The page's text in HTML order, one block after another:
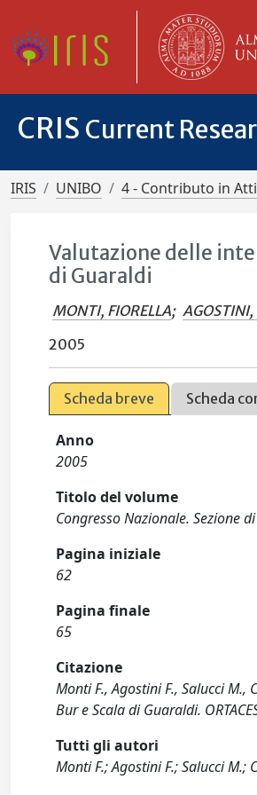
CRIS Current
IRIS UNIBO 4 - Contributo in
Valutazione delle
di Guaraldi
MONTI, FIORELLA; AGOSTINI,
2005
Scheda breve Scheda
Anno
2005
Titolo del volume
Congresso Nazionale. Sezione
Pagina iniziale
62
Pagina finale
65
Citazione
Monti F., Agostini F., Salucci
Bur e Scala di Guaraldi.
Tutti gli autori
Monti F.; Agostini F.; Salucci M.;